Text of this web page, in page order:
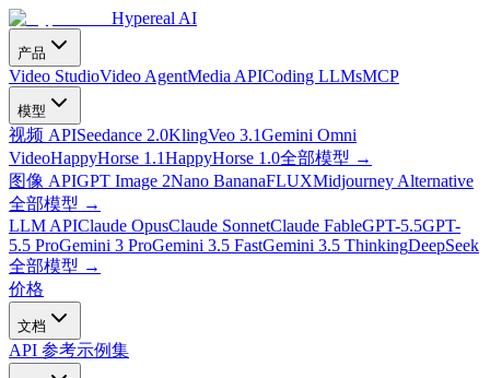
Hypereal AI
产品
Video StudioVideo AgentMedia APICoding LLMsMCP
模型
视频 APISeedance 2.0KlingVeo 3.1Gemini Omni
VideoHappyHorse 1.1HappyHorse 1.0全部模型 →
图像 APIGPT Image 2Nano BananaFLUXMidjourney Alternative
全部模型 →
LLM APIClaude OpusClaude SonnetClaude FableGPT-5.5GPT-
5.5 ProGemini 3 ProGemini 3.5 FastGemini 3.5 ThinkingDeepSeek
全部模型 →
价格
文档
API 参考示例集